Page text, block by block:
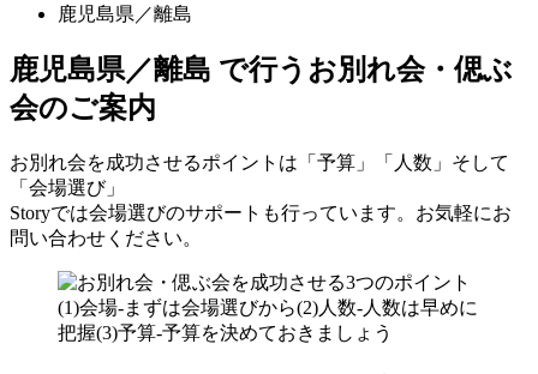
鹿児島県／離島
鹿児島県／離島 で行う お別れ会・偲ぶ
会のご案内
お別れ会を成功させるポイントは「予算」「人数」そして
「会場選び」
Storyでは会場選びのサポートも行っています。お気軽にお
問い合わせください。